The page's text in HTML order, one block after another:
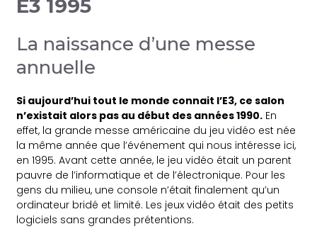
E3 1995
La naissance d’une messe
annuelle
Si aujourd’hui tout le monde connait l’E3, ce salon
n’existait alors pas au début des années 1990. En
effet, la grande messe américaine du jeu vidéo est née
la même année que l’événement qui nous intéresse ici,
en 1995. Avant cette année, le jeu vidéo était un parent
pauvre de l’informatique et de l’électronique. Pour les
gens du milieu, une console n’était finalement qu’un
ordinateur bridé et limité. Les jeux vidéo était des petits
logiciels sans grandes prétentions.